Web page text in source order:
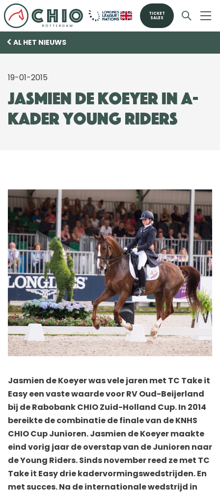
TICKET
SALES
AL HET NIEUWS
19-01-2015
Jasmien de Koeyer in A-
kader Young Riders
Jasmien de Koeyer was vele jaren met TC Take it
Easy een vaste waarde voor RV Oud-Beijerland
bij de Rabobank CHIO Zuid-Holland Cup. In 2014
bereikte de combinatie de finale van de KNHS
CHIO Cup Junioren. Jasmien de Koeyer maakte
eind vorig jaar de overstap van de Junioren naar
de Young Riders. Sinds november reed ze met TC
Take it Easy drie kadervormingswedstrijden. En
met succes. Na de internationale wedstrijd in